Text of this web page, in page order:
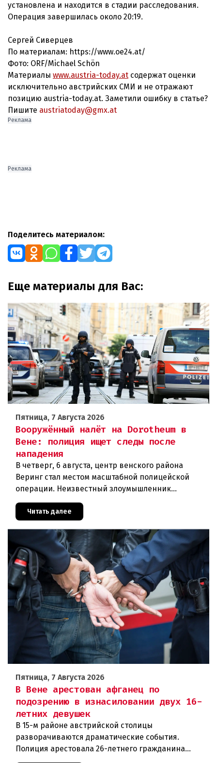
установлена и находится в стадии расследования.
Операция завершилась около 20:19.
Сергей Сиверцев
По материалам: https://www.oe24.at/
Фото: ORF/Michael Schön
Материалы www.austria-today.at содержат оценки
исключительно австрийских СМИ и не отражают
позицию austria-today.at. Заметили ошибку в статье?
Пишите austriatoday@gmx.at
Реклама
Реклама
Поделитесь материалом:
Еще материалы для Вас:
Пятница, 7 Августа 2026
Вооружённый налёт на Dorotheum в
Вене: полиция ищет следы после
нападения
В четверг, 6 августа, центр венского района
Веринг стал местом масштабной полицейской
операции. Неизвестный злоумышленник
совершил вооружённое нападение на филиал
знаменитого аукционного дома Dorotheu
Читать далее
Пятница, 7 Августа 2026
В Вене арестован афганец по
подозрению в изнасиловании двух 16-
летних девушек
В 15-м районе австрийской столицы
разворачиваются драматические события.
Полиция арестовала 26-летнего гражданина
Афганистана по подозрению в изнасиловании